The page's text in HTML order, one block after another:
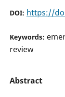
DOI: https://
Keywords:
review
Abstract